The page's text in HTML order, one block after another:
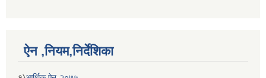
ऐन ,नियम,निर्देशिका